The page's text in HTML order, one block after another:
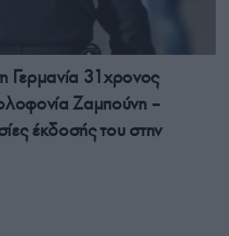
Γερμανία 31χρονος
Ζαμπούνη –
έκδοσής του στην